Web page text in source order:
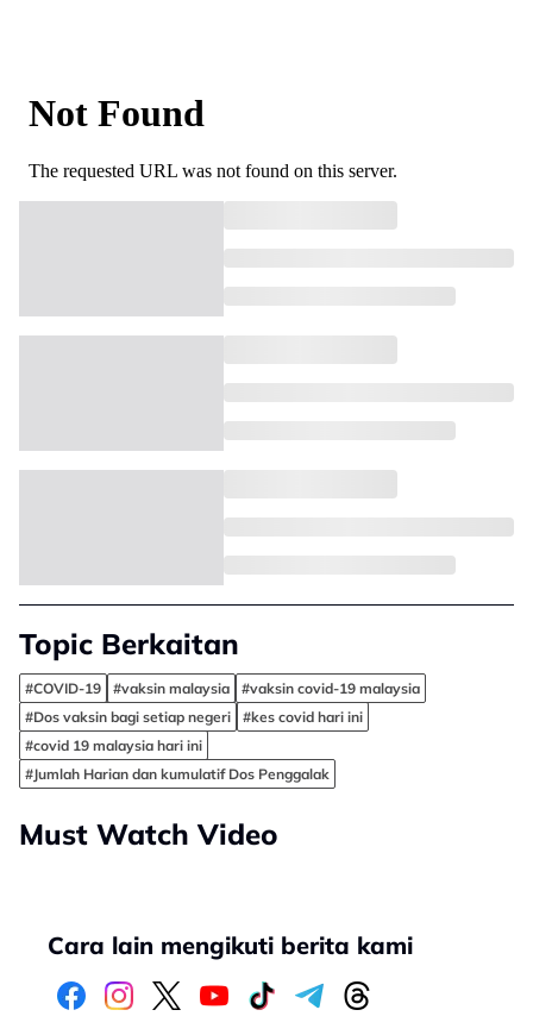
Topic Berkaitan
#COVID-19 #vaksin malaysia
#vaksin covid-19 malaysia
#Dos vaksin bagi setiap negeri
#kes covid hari ini
#covid 19 malaysia hari ini
#Jumlah Harian dan kumulatif Dos Penggalak
Must Watch Video
Cara lain mengikuti berita kami